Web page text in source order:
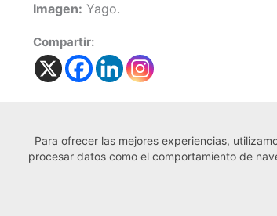
Imagen: Yago.
Compartir:
← Noticia anterior
Para ofrecer las mejores experiencias,
procesar datos como el comportamiento de